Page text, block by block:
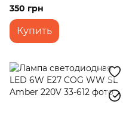
220V
350 грн
Купить